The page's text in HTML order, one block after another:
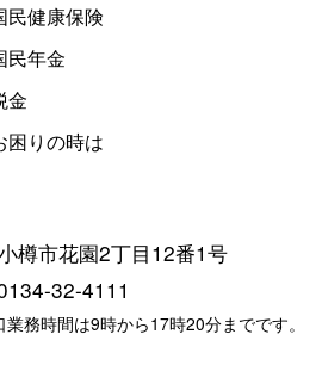
民健康保険
民年金
金
困りの時は
樽市花園2丁目12番1号
32-4111
務時間は9時から17時20分までです。